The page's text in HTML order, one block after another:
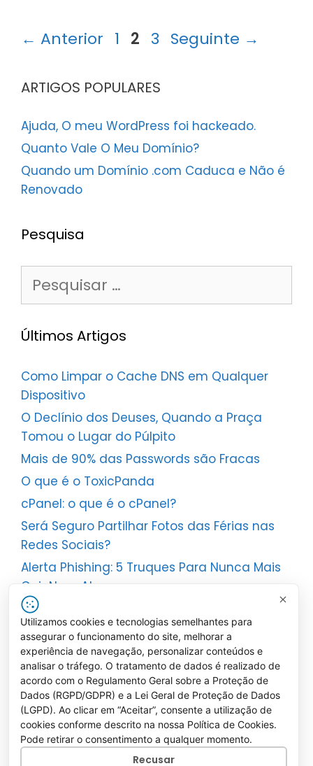
← Anterior Página
1 Página
2 Página
3 Seguinte →
ARTIGOS POPULARES
Ajuda, O meu WordPress foi hackeado.
Quanto Vale O Meu Domínio?
Quando um Domínio .com Caduca e Não é
Renovado
Pesquisa
por:
Últimos Artigos
Como Limpar o Cache DNS em Qualquer
Dispositivo
O Declínio dos Deuses, Quando a Praça
Tomou o Lugar do Púlpito
Mais de 90% das Passwords são Fracas
O que é o ToxicPanda
cPanel: o que é o cPanel?
Será Seguro Partilhar Fotos das Férias nas
Redes Sociais?
Alerta Phishing: 5 Truques Para Nunca Mais
Cair Num Ataque
Redes: Do PAN ao POLAN – Perceber Cada
Tipo de Rede
Política de Privacidade|Política e Regras
para Comentários
Utilizamos cookies e tecnologias semelhantes para
assegurar o funcionamento do site, melhorar a
experiência de navegação, personalizar conteúdos e
analisar o tráfego. O tratamento de dados é realizado de
acordo com o Regulamento Geral sobre a Proteção de
Dados (RGPD/GDPR) e a Lei Geral de Proteção de Dados
(LGPD). Ao clicar em “Aceitar”, consente a utilização de
cookies conforme descrito na nossa Política de Cookies.
Pode retirar o consentimento a qualquer momento.
Recusar